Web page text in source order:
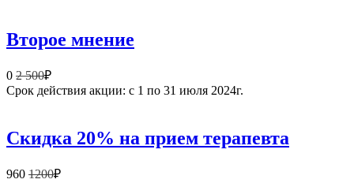
Второе мнение
0 2 500₽
Срок действия акции: с 1 по 31 июля 2024г.
Скидка 20% на прием терапевта
960 1200₽